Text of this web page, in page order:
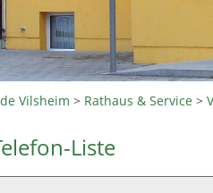
Vilsheim > Rathaus & Service >
Liste